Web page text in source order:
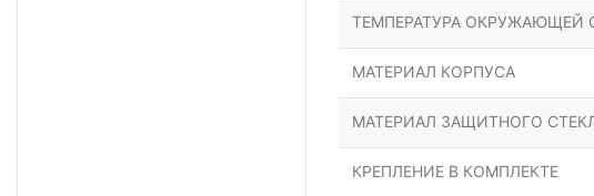
ТЕМПЕРАТУРА ОКРУЖАЮЩЕЙ
МАТЕРИАЛ КОРПУСА
МАТЕРИАЛ ЗАЩИТНОГО
КРЕПЛЕНИЕ В КОМПЛЕКТЕ